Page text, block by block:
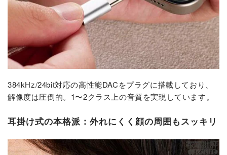
384kHz/24bit対応の高性能DACをプラグに搭載しており、
解像度は圧倒的。1〜2クラス上の音質を実現しています。
耳掛け式の本格派：外れにくく顔の周囲もスッキリ